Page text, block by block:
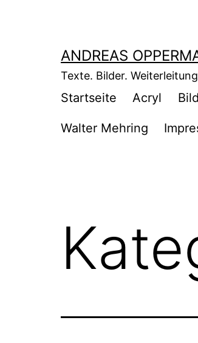
ANDREAS
Texte. Bilder.
Startseite Acryl
Walter Mehring